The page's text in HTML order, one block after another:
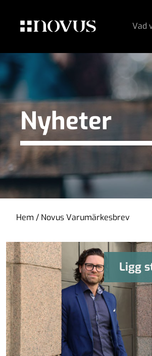
Vad
Nyheter
Hem / Novus Varumärkesbrev
Ligg